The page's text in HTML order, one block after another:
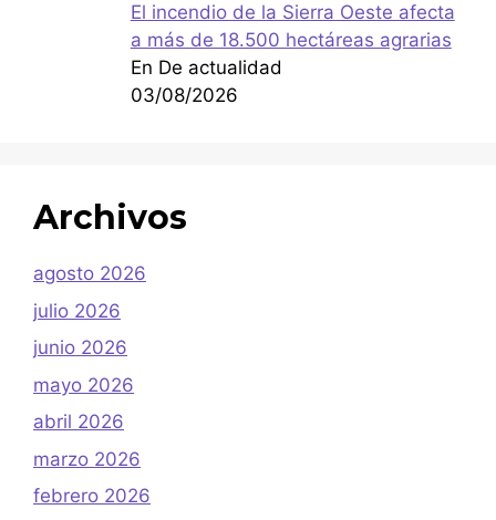
El incendio de la Sierra Oeste afecta
a más de 18.500 hectáreas agrarias
En De actualidad
03/08/2026
Archivos
agosto 2026
julio 2026
junio 2026
mayo 2026
abril 2026
marzo 2026
febrero 2026